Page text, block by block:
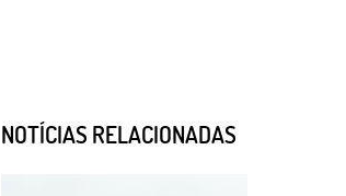
NOTÍCIAS RELACIONADAS